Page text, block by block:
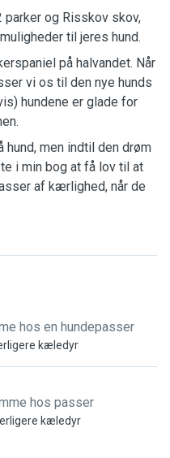
og Risskov skov,
til jeres hund.
på halvandet. Når
vi os til den nye hunds
hundene er glade for
men indtil den drøm
i min bog at få lov til at
af kærlighed, når de
hos en hundepasser
kæledyr
hos passer
kæledyr